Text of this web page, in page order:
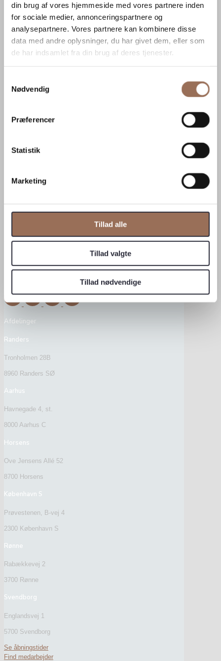
din brug af vores hjemmeside med vores partnere inden
for sociale medier, annonceringspartnere og
analysepartnere. Vores partnere kan kombinere disse
data med andre oplysninger, du har givet dem, eller som
de har indsamlet fra din brug af deres tjenester.
Nødvendig
Præferencer
Statistik
Marketing
Tillad alle
Tillad valgte
Tillad nødvendige
TRAVERTINE
Tilføj til kurv
CVR: 34903093
Afdelinger
Randers
Tronholmen 28B
8960 Randers SØ
Aarhus
Havnegade 4, st.
8000 Aarhus C
Horsens
Ove Jensens Allé 52
8700 Horsens
København S
Prøvestenen, B-vej 4
2300 København S
Rønne
Rabækkevej 2
3700 Rønne
Svendborg
Englandsvej 1
5700 Svendborg
Se åbningstider
Find medarbejder